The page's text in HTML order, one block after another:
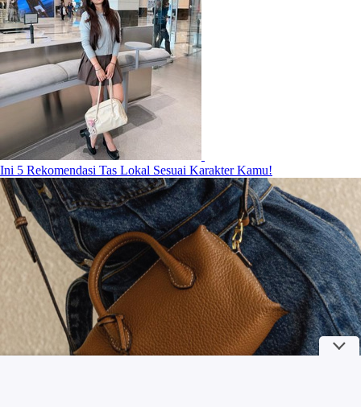
Ini 5 Rekomendasi Tas Lokal Sesuai Karakter Kamu!